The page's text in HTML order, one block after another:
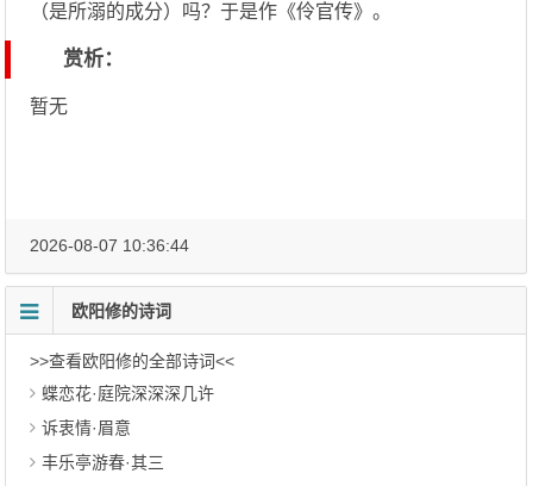
（是所溺的成分）吗？于是作《伶官传》。
赏析：
暂无
2026-08-07 10:36:44
欧阳修的诗词
>>查看欧阳修的全部诗词<<
蝶恋花·庭院深深深几许
诉衷情·眉意
丰乐亭游春·其三